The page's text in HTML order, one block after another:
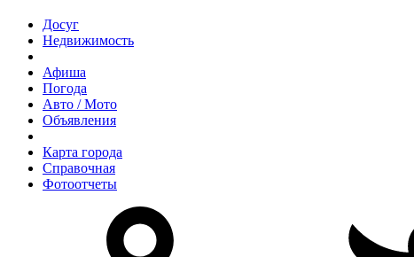
Досуг
Недвижимость
Афиша
Погода
Авто / Мото
Объявления
Карта города
Справочная
Фотоотчеты